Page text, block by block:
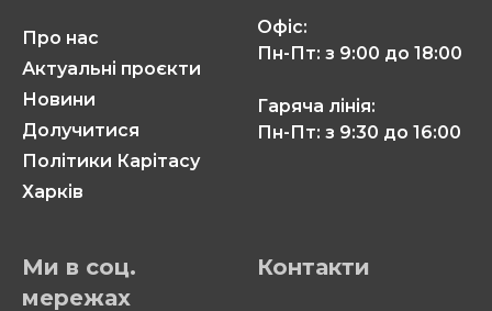
Про нас
Актуальні проєкти
Новини
Долучитися
Політики Карітасу
Харків
Контакти
Офіс:
Пн-Пт: з 9:00 до 18:00
Гаряча лінія:
Пн-Пт: з 9:30 до 16:00
Ми в соц.
мережах